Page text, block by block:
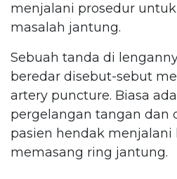
menjalani prosedur
masalah jantung.
Sebuah tanda di
beredar disebut-sebut
artery puncture. Biasa
pergelangan tangan dan
pasien hendak
memasang ring jantung.